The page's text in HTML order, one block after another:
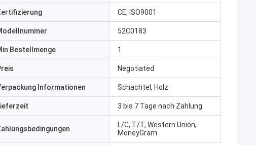
CE, ISO9001
52C0183
Bestellmenge 1
Negotiated
Informationen Schachtel, Holz
3 bis 7 Tage nach Zahlung
L/C, T/T, Western Union,
MoneyGram